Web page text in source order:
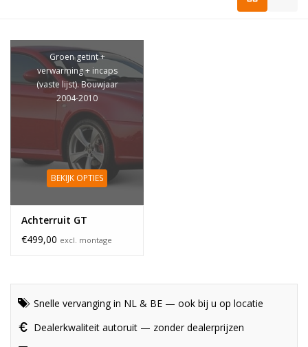
Groen getint +
verwarming + incaps
(vaste lijst). Bouwjaar
2004-2010
BEKIJK OPTIES
Achterruit GT
€499,00 excl. montage
Snelle vervanging in NL & BE — ook bij u op locatie
Dealerkwaliteit autoruit — zonder dealerprijzen